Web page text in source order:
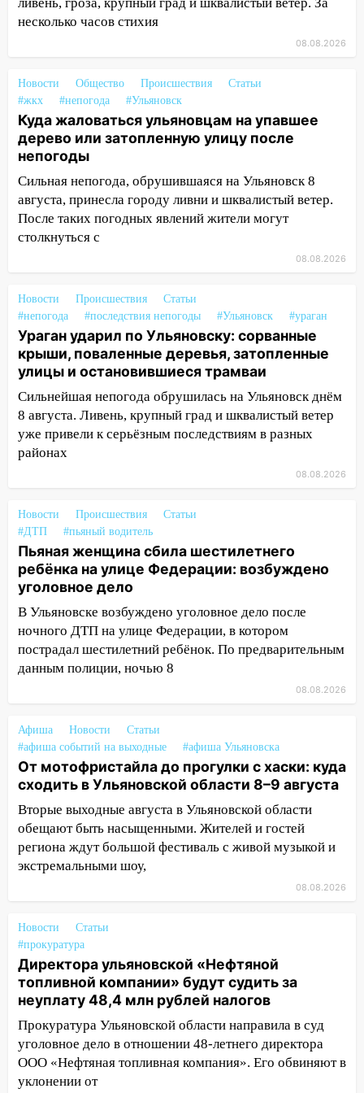
14:28 Ураган вырвал остановку на улице
Деева в Заволжье
пытаются расчистить ливнёвки, не
дождавшись коммунальщиков
14:16 Шторм продолжает ломать город:
на улице Любови Шевцовой рухнул
светофор
14:14 Студента из Ульяновска обманули
мошенники под видом преподавателя
14:12 Куда жаловаться ульяновцам на
упавшее дерево или затопленную улицу
13:59
В Новом городе ураганным
ветром сорвало опалубку со
строящегося дома
13:54 В мэрии Ульяновска рассказали,
как устраняют последствия мощного
шторма
13:49 Стихия продолжает крушить
Ульяновск: дерево рухнуло на дом на
ветром вырвало дерево с корнем
13:46 Сильный ветер сорвал крышу с
СТО на проспекте Созидателей
13:35
Непогода продолжает бить по
транспорту: в Ульяновске трамвай
сошёл с рельсов
13:22 Упавшие деревья перекрыли
закончится сегодня: сильные ливни
сохранятся 9 августа
13:15 Трижды «брал в долг» без спроса:
житель Вешкаймского района похитил у
знакомого 191 тысячу рублей
13:14 Ураган оторвал светофор на
проспекте Филатова в Ульяновске
Дерево пробило крышу дома на
на электрощит
13:10 В Заволжском районе дерево
упало во дворе
13:08 Ураган ударил по Ульяновску:
сорванные крыши, поваленные деревья,
затопленные улицы и остановившиеся
трамваи
несколько часов стихия
08.08.2026
Новости Общество Происшествия
Статьи
#жкх
#непогода #Ульяновск
Куда жаловаться ульяновцам на упавшее
дерево или затопленную улицу после
непогоды
Сильная непогода, обрушившаяся на Ульяновск 8
августа, принесла городу ливни и шквалистый ветер.
После таких погодных явлений жители могут
столкнуться с
08.08.2026
Новости Происшествия
Статьи
#непогода
#последствия непогоды #Ульяновск #ураган
Ураган ударил по Ульяновску: сорванные
крыши, поваленные деревья, затопленные
улицы и остановившиеся трамваи
Сильнейшая непогода обрушилась на Ульяновск днём
8 августа. Ливень, крупный град и шквалистый ветер
уже привели к серьёзным последствиям в разных
районах
08.08.2026
Новости Происшествия
Статьи
#ДТП
#пьяный водитель
Пьяная женщина сбила шестилетнего
ребёнка на улице Федерации: возбуждено
уголовное дело
В Ульяновске возбуждено уголовное дело после
ночного ДТП на улице Федерации, в котором
пострадал шестилетний ребёнок. По предварительным
данным полиции, ночью 8
08.08.2026
Афиша Новости
Статьи
#афиша событий на выходные
#афиша Ульяновска
От мотофристайла до прогулки с хаски: куда
сходить в Ульяновской области 8–9 августа
Вторые выходные августа в Ульяновской области
обещают быть насыщенными. Жителей и гостей
региона ждут большой фестиваль с живой музыкой и
экстремальными шоу,
08.08.2026
Новости
Статьи
#прокуратура
Директора ульяновской «Нефтяной
топливной компании» будут судить за
неуплату 48,4 млн рублей налогов
Прокуратура Ульяновской области направила в суд
уголовное дело в отношении 48-летнего директора
ООО «Нефтяная топливная компания». Его обвиняют в
уклонении от